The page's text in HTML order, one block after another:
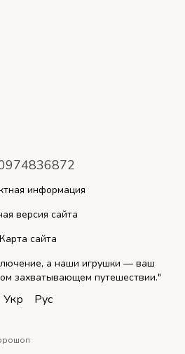
информация
версия сайта
Карта сайта
а наши игрушки — ваш
захватывающем путешествии."
Укр Рус